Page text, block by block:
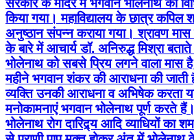
सरकार के मंदिर में भगवान भोलेनाथ का
किया गया। महाविद्यालय के छात्र कपिल
अनुष्ठान संपन्न कराया गया। श्रावण
के बारे में आचार्य डॉ. अनिरुद्ध मिश्रा
भोलेनाथ को सबसे प्रिय लगने वाला
महीने भगवान शंकर की आराधना की
व्यक्ति उनकी आराधना व अभिषेक करता
मनोकामनाएं भगवान भोलेनाथ पूर्ण करते
भोलेनाथ रोग दारिद्र्य आदि व्याधियों